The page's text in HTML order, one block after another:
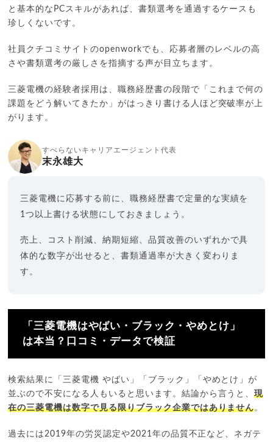
と基本的なPCスキルがあれば、書類選考を通過するケースも
珍しくないです。
社員クチコミサイトのopenworkでも、応募者層のレベルの高
さや書類選考の厳しさを指摘する声が目立ちます。
三菱電機の経験者採用は、職務経歴書の段階で「これまで何の
課題をどう解いてきたか」がはっきり書ける人ほど突破率が上
がります。
すべらないキャリアエージェント代表
末永雄大
三菱電機に応募する前に、職務経歴書で定量的な実績を
1つ以上書ける状態にしておきましょう。
売上、コスト削減、納期短縮、品質改善のいずれかで具
体的な数字が出せると、書類通過率が大きく変わりま
す。
「三菱電機はやばい・ブラック・やめとけ」
は本当？口コミ・データで検証
検索結果に「三菱電機 やばい」「ブラック」「やめとけ」が
並ぶので不安になる人もいると思います。結論から言うと、現
在の三菱電機は数字で見る限りブラック企業ではありません。
過去には2019年の労災認定や2021年の品質不正など、ネガテ